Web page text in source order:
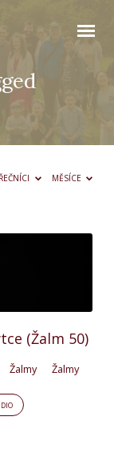
ŘEČNÍCI MĚSÍCE
(Žalm 50)
Žalmy Žalmy